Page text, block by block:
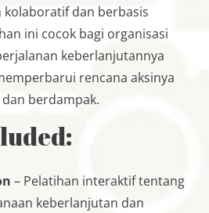
dan berbasis
ini cocok bagi organisasi
keberlanjutannya
rencana aksinya
berdampak.
– Pelatihan interaktif tentang
keberlanjutan dan